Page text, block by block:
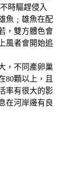
時驅趕侵入
魚﹔雄魚在配
，雙方體色會
風者會開始追
，不同產卵巢
80顆以上，且
率有很大的影
在河岸邊有良